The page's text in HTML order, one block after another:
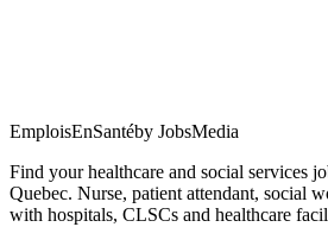
EmploisEnSantéby JobsMedia
Find your healthcare and social services
Quebec. Nurse, patient attendant, social
with hospitals, CLSCs and healthcare